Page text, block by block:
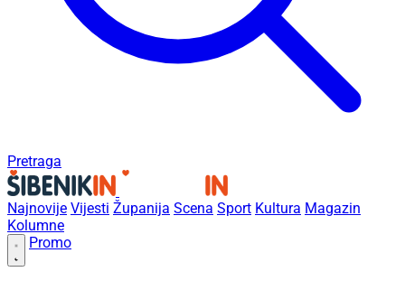
Pretraga
Najnovije Vijesti Županija Scena Sport Kultura Magazin
Kolumne
Promo